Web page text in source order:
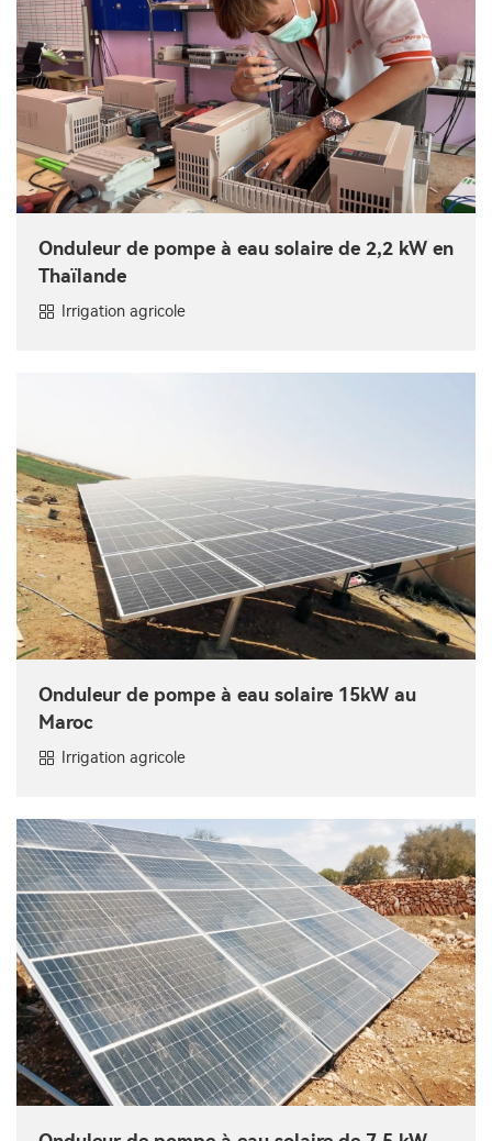
Onduleur de pompe à eau solaire de 2,2 kW en
Thaïlande
Irrigation agricole
Onduleur de pompe à eau solaire 15kW au
Maroc
Irrigation agricole